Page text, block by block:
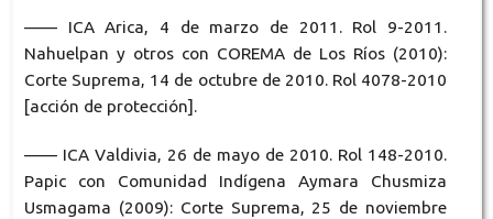
—— ICA Arica, 4 de marzo de 2011. Rol 9-2011.
Nahuelpan y otros con COREMA de Los Ríos (2010):
Corte Suprema, 14 de octubre de 2010. Rol 4078-2010
[acción de protección].
—— ICA Valdivia, 26 de mayo de 2010. Rol 148-2010.
Papic con Comunidad Indígena Aymara Chusmiza
Usmagama (2009): Corte Suprema, 25 de noviembre